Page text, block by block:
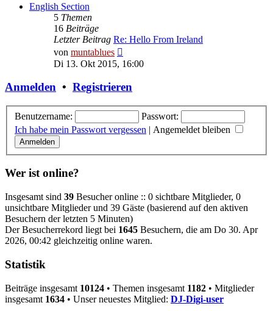
English Section
5 Themen
16 Beiträge
Letzter Beitrag Re: Hello From Ireland
von muntablues
Beitrag
Di 13. Okt 2015, 16:00
Anmelden • Registrieren
Benutzername:
Passwort:
Ich habe mein Passwort vergessen | Angemeldet bleiben
Wer ist online?
Insgesamt sind 39 Besucher online :: 0 sichtbare Mitglieder, 0
unsichtbare Mitglieder und 39 Gäste (basierend auf den aktiven
Besuchern der letzten 5 Minuten)
Der Besucherrekord liegt bei 1645 Besuchern, die am Do 30. Apr
2026, 00:42 gleichzeitig online waren.
Statistik
Beiträge insgesamt 10124 • Themen insgesamt 1182 • Mitglieder
insgesamt 1634 • Unser neuestes Mitglied: DJ-Digi-user